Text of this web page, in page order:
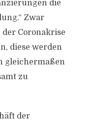
die
Zwar
Coronakrise
diese werden
gleichermaßen
zu
der